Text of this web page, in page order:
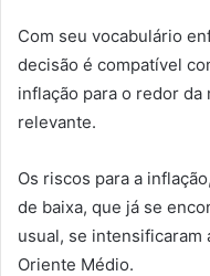
Com seu vocabulário
decisão é compatível
inflação para o redor
relevante.
Os riscos para a
de baixa, que já se
usual, se
Oriente Médio.